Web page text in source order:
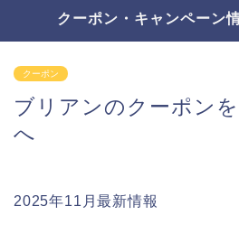
クーポン・キャンペーン
クーポン
ブリアンのクーポン
へ
2025年11月最新情報